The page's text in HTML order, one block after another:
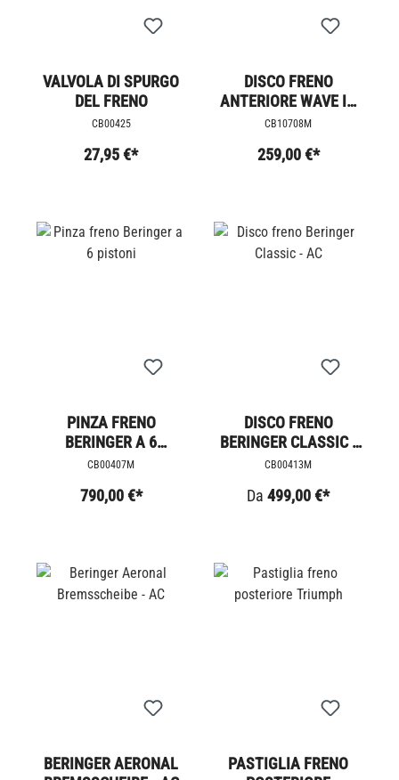
VALVOLA DI SPURGO
DEL FRENO
CB00425
27,95 €*
DISCO FRENO
ANTERIORE WAVE IN
ALLUMINIO
CB10708M
259,00 €*
PINZA FRENO
BERINGER A 6
PISTONI
CB00407M
790,00 €*
DISCO FRENO
BERINGER CLASSIC -
AC
CB00413M
Da 499,00 €*
BERINGER AERONAL
PASTIGLIA FRENO